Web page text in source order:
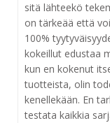
sitä lähteekö
on tärkeää että
100%
kokeillut edustaa
kun en kokenut
tuotteista, olin
kenellekään. En
testata kaikkia